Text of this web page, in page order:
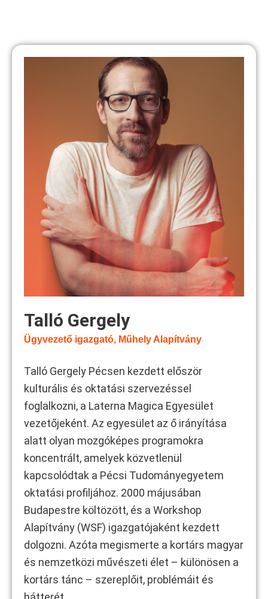
Talló Gergely
Ügyvezető igazgató, Műhely Alapítvány
Talló Gergely Pécsen kezdett először
kulturális és oktatási szervezéssel
foglalkozni, a Laterna Magica Egyesület
vezetőjeként. Az egyesület az ő irányítása
alatt olyan mozgóképes programokra
koncentrált, amelyek közvetlenül
kapcsolódtak a Pécsi Tudományegyetem
oktatási profiljához. 2000 májusában
Budapestre költözött, és a Workshop
Alapítvány (WSF) igazgatójaként kezdett
dolgozni. Azóta megismerte a kortárs magyar
és nemzetközi művészeti élet – különösen a
kortárs tánc – szereplőit, problémáit és